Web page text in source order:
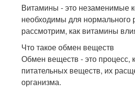
Витамины - это незаменимые
необходимы для нормального
рассмотрим, как витамины
Что такое обмен веществ
Обмен веществ - это процесс,
питательных веществ, их
организма.